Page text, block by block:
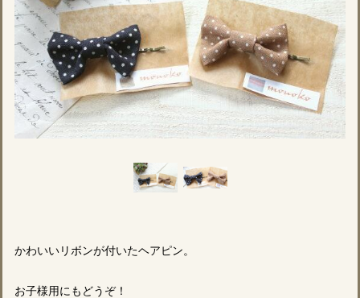
かわいいリボンが付いたヘアピン。
お子様用にもどうぞ！